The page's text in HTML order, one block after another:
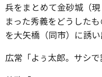
兵をまとめて金砂城（
まった秀義をどうした
を大矢橋（同市）に誘い
広常「よぅ太郎。サシで